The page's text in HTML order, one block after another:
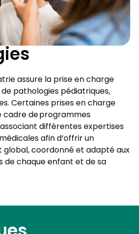
assure la prise en charge
pathologies pédiatriques,
Certaines prises en charge
cadre de programmes
différentes expertises
afin d’offrir un
coordonné et adapté aux
de chaque enfant et de sa